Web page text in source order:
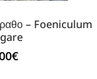
– Foeniculum
€